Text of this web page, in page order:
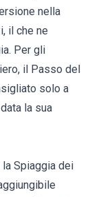
nella
il che ne
Per gli
il Passo del
solo a
la sua
Spiaggia dei